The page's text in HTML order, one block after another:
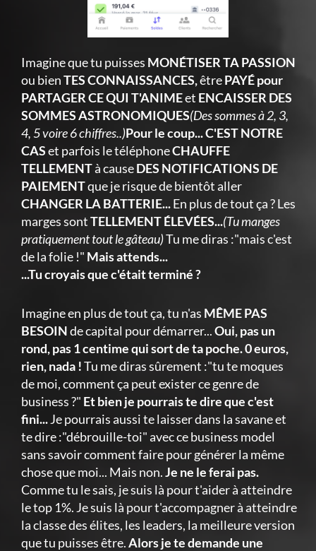
Imagine que tu puisses MONÉTISER TA PASSION
ou bienTES CONNAISSANCES,êtrePAYÉ pour
PARTAGER CE QUI T'ANIMEet ENCAISSER DES
SOMMES ASTRONOMIQUES(Des sommes à 2, 3,
4, 5 voire 6 chiffres..)Pour le coup... C'EST NOTRE
CASet parfois le téléphoneCHAUFFE
TELLEMENTà causeDES NOTIFICATIONS DE
PAIEMENTque je risque de bientôt aller
CHANGER LA BATTERIE...En plus de tout ça ? Les
marges sontTELLEMENT ÉLEVÉES...(Tu manges
pratiquement tout le gâteau)Tu me diras :"mais c'est
de la folie !" Mais attends...
...Tu croyais que c'était terminé ?
Imagine en plus de tout ça, tu n'as MÊME PAS
BESOINde capital pour démarrer...Oui, pas un
rond, pas 1 centime qui sort de ta poche. 0 euros,
rien, nada !Tu me diras sûrement :"tu te moques
de moi, comment ça peut exister ce genre de
business ?" Et bien je pourrais te dire que c'est
fini...Je pourrais aussi te laisser dans la savane et
te dire :"débrouille-toi" avec ce business model
sans savoir comment faire pour générer la même
chose que moi... Mais non.Je ne le ferai pas.
Comme tu le sais, je suis là pour t'aider à atteindre
le top 1%. Je suis là pour t'accompagner à atteindre
la classe des élites, les leaders, la meilleure version
que tu puisses être.Alors je te demande une